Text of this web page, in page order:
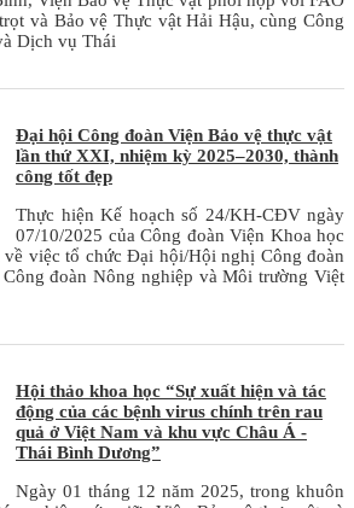
và Bảo vệ Thực vật Hải Hậu, cùng Công
Dịch vụ Thái
Đại hội Công đoàn Viện Bảo vệ thực vật
lần thứ XXI, nhiệm kỳ 2025–2030, thành
công tốt đẹp
Thực hiện Kế hoạch số 24/KH-CĐV ngày
07/10/2025 của Công đoàn Viện Khoa học
việc tổ chức Đại hội/Hội nghị Công đoàn
đoàn Nông nghiệp và Môi trường Việt
Hội thảo khoa học “Sự xuất hiện và tác
động của các bệnh virus chính trên rau
quả ở Việt Nam và khu vực Châu Á -
Thái Bình Dương”
Ngày 01 tháng 12 năm 2025, trong khuôn